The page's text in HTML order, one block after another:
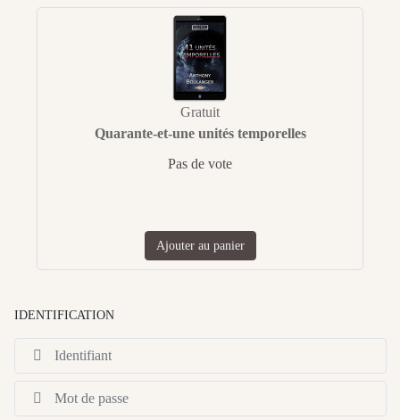
Gratuit
Quarante-et-une unités temporelles
Pas de vote
Ajouter au panier
IDENTIFICATION